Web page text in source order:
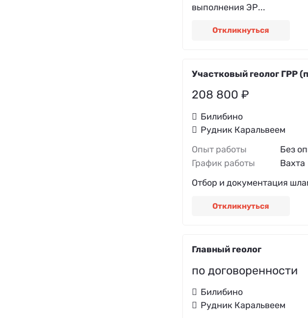
выполнения ЭР...
Откликнуться
Участковый геолог ГРР
208 800 ₽
Билибино
Рудник Каральвеем
Опыт работы
Без
График работы
Вахта
Отбор и документация
Откликнуться
Главный геолог
по договоренности
Билибино
Рудник Каральвеем